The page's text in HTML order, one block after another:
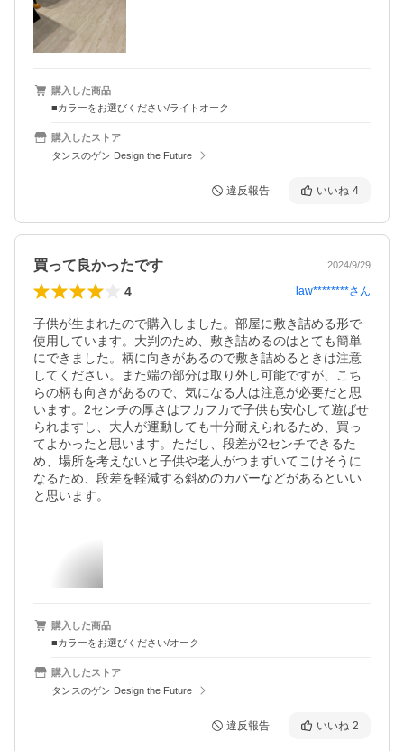
購入した商品
■カラーをお選びください/ライトオーク
購入したストア
タンスのゲン Design the Future
違反報告 いいね 4
買って良かったです 2024/9/29
4 law********さん
子供が生まれたので購入しました。部屋に敷き詰める形で
使用しています。大判のため、敷き詰めるのはとても簡単
にできました。柄に向きがあるので敷き詰めるときは注意
してください。また端の部分は取り外し可能ですが、こち
らの柄も向きがあるので、気になる人は注意が必要だと思
います。2センチの厚さはフカフカで子供も安心して遊ばせ
られますし、大人が運動しても十分耐えられるため、買っ
てよかったと思います。ただし、段差が2センチできるた
め、場所を考えないと子供や老人がつまずいてこけそうに
なるため、段差を軽減する斜めのカバーなどがあるといい
と思います。
購入した商品
■カラーをお選びください/オーク
購入したストア
タンスのゲン Design the Future
違反報告 いいね 2